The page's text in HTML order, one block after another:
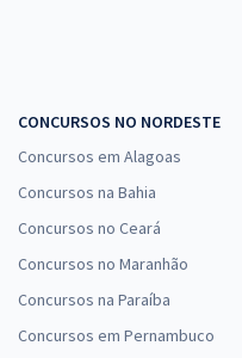
CONCURSOS NO NORDESTE
Concursos em Alagoas
Concursos na Bahia
Concursos no Ceará
Concursos no Maranhão
Concursos na Paraíba
Concursos em Pernambuco